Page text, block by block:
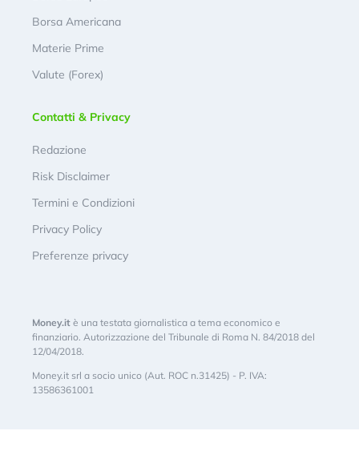
Borsa Americana
Materie Prime
Valute (Forex)
Contatti & Privacy
Redazione
Risk Disclaimer
Termini e Condizioni
Privacy Policy
Preferenze privacy
Money.it è una testata giornalistica a tema economico e
finanziario. Autorizzazione del Tribunale di Roma N. 84/2018 del
12/04/2018.
Money.it srl a socio unico (Aut. ROC n.31425) - P. IVA:
13586361001